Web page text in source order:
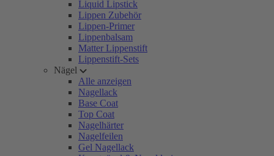
Liquid Lipstick
Lippen Zubehör
Lippen-Primer
Lippenbalsam
Matter Lippenstift
Lippenstift-Sets
Nägel
Alle anzeigen
Nagellack
Base Coat
Top Coat
Nagelhärter
Nagelfeilen
Gel Nagellack